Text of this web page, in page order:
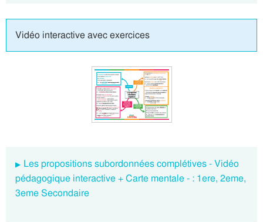
Vidéo interactive avec exercices
Les propositions subordonnées complétives - Vidéo
pédagogique interactive + Carte mentale - : 1ere, 2eme,
3eme Secondaire